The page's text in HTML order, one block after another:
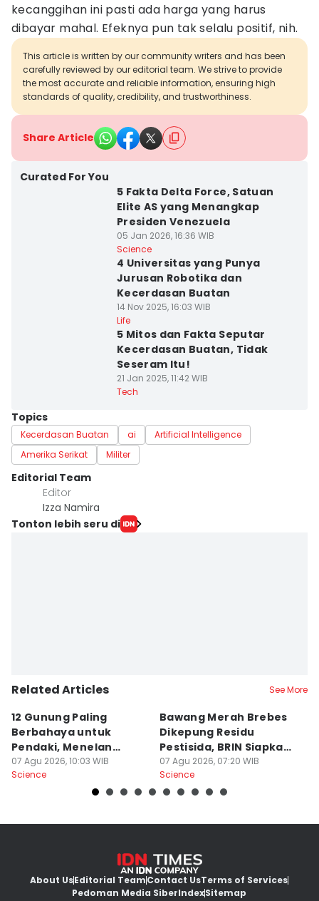
kecanggihan ini pasti ada harga yang harus
dibayar mahal. Efeknya pun tak selalu positif, nih.
This article is written by our community writers and has been
carefully reviewed by our editorial team. We strive to provide
the most accurate and reliable information, ensuring high
standards of quality, credibility, and trustworthiness.
Share Article
Curated For You
5 Fakta Delta Force, Satuan
Elite AS yang Menangkap
Presiden Venezuela
05 Jan 2026, 16:36 WIB
Science
4 Universitas yang Punya
Jurusan Robotika dan
Kecerdasan Buatan
14 Nov 2025, 16:03 WIB
Life
5 Mitos dan Fakta Seputar
Kecerdasan Buatan, Tidak
Seseram Itu!
21 Jan 2025, 11:42 WIB
Tech
Topics
Kecerdasan Buatan ai
Artificial Intelligence
Amerika Serikat
Militer
Editorial Team
Editor
Izza Namira
Tonton lebih seru di
Related Articles See More
12 Gunung Paling
Berbahaya untuk
Pendaki, Menelan
Korban!
07 Agu 2026, 10:03 WIB
Science
Bawang Merah Brebes
Dikepung Residu
Pestisida, BRIN Siapkan
Solusi
07 Agu 2026, 07:20 WIB
Science
About UsEditorial TeamContact UsTerms of Services
Pedoman Media SiberIndexSitemap